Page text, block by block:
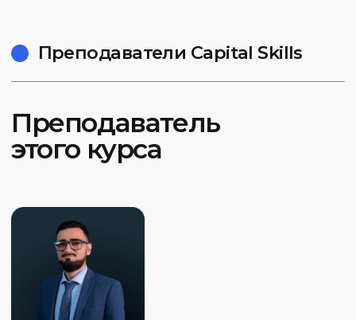
03.
В конце обучения выдаем удостоверение
о профессиональной переподготовке
Подтверждение